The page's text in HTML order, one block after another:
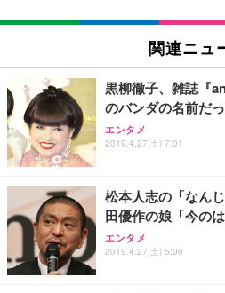
SIHOO B100 オフィス
ュチェア 人間工学 疲
￥27,999
Sezlife オフィスチェ
ワーク チェア 強化バ
能 人間工学 椅子 腰サ
務用 おしゃれ パソコ
Sezlife オフィスチェ
ワーク チェア 強化バ
能 人間工学 椅子 腰サ
EIZO ビジネス向けプ
￥109,572
【純正品】27"ゲーミ
フック付き（CFI-
【整備済み品】Dell
ー フルHD（
ort/VGA スピーカー内
Amazonベーシック ペ
x2袋(84枚) ホワイト(
￥3,234
ネオ・ルーライフ ネオ
り 単品
Smart Basic(スマート
限定】 Smart Basic ア
超厚型 お徳用 ワイド
関連ニュ
黒柳徹子、雑誌『
のバンダの名前だ
エンタメ
2019.4.27(土) 7:01
松本人志の「なん
田優作の娘「今の
エンタメ
2019.4.27(土) 5:00